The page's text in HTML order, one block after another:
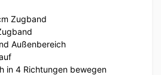
Zugband
Außenbereich
in 4 Richtungen bewegen